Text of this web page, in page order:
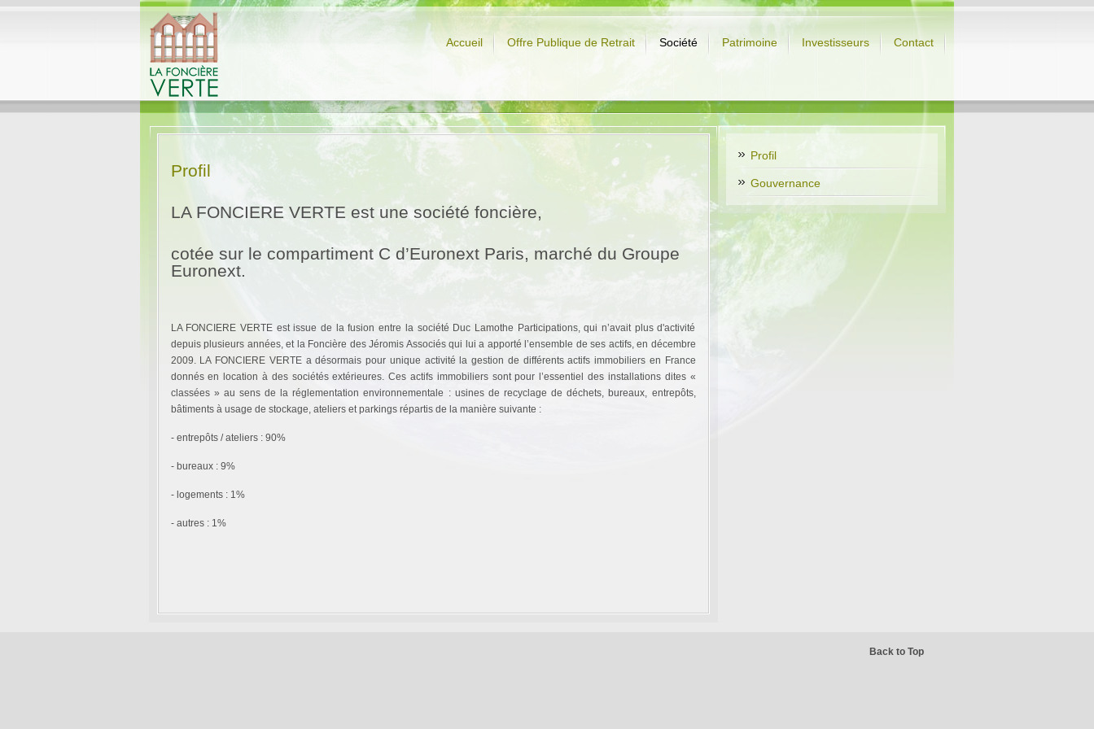
Accueil Offre Publique de Retrait Société Patrimoine Investisseurs Contact
Profil
LA FONCIERE VERTE est une société foncière,
cotée sur le compartiment C d’Euronext Paris, marché du Groupe
Euronext.
LA FONCIERE VERTE est issue de la fusion entre la société Duc Lamothe Participations, qui n’avait plus d'activité
depuis plusieurs années, et la Foncière des Jéromis Associés qui lui a apporté l’ensemble de ses actifs, en décembre
2009. LA FONCIERE VERTE a désormais pour unique activité la gestion de différents actifs immobiliers en France
donnés en location à des sociétés extérieures. Ces actifs immobiliers sont pour l’essentiel des installations dites «
classées » au sens de la réglementation environnementale : usines de recyclage de déchets, bureaux, entrepôts,
bâtiments à usage de stockage, ateliers et parkings répartis de la manière suivante :
- entrepôts / ateliers : 90%
- bureaux : 9%
- logements : 1%
- autres : 1%
Profil
Gouvernance
Back to Top